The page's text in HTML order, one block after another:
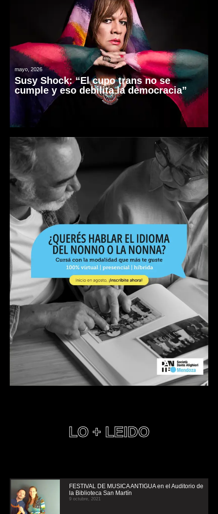
mayo, 2026
Susy Shock: “El cupo trans no se
cumple y eso debilita la democracia”
LO + LEIDO
FESTIVAL DE MUSICA ANTIGUA en el Auditorio de
la Biblioteca San Martín
9 octubre, 2021